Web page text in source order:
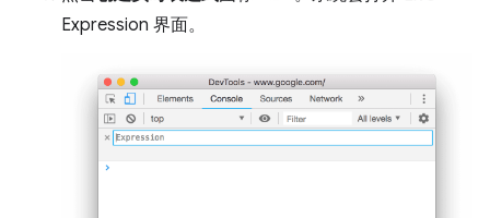
Expression 界面。